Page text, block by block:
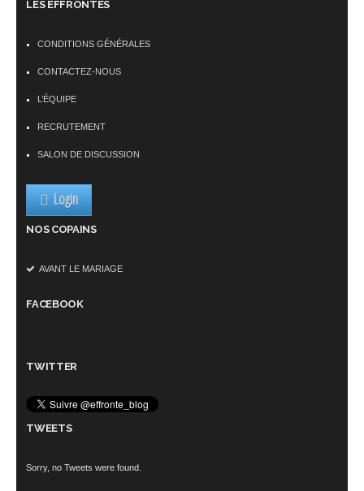
LES EFFRONTÉS
CONDITIONS GÉNÉRALES
CONTACTEZ-NOUS
L’ÉQUIPE
RECRUTEMENT
SALON DE DISCUSSION
Login
NOS COPAINS
AVANT LE MARIAGE
FACEBOOK
TWITTER
TWEETS
Sorry, no Tweets were found.